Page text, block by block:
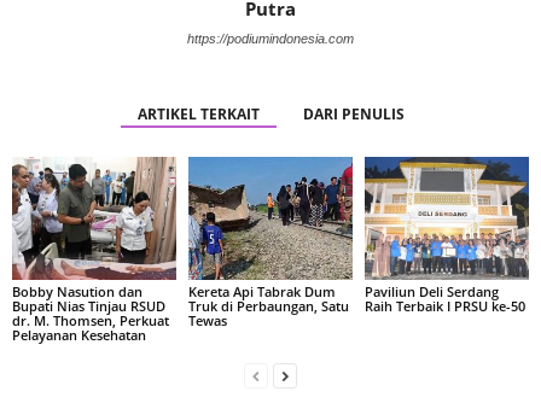
Putra
https://podiumindonesia.com
ARTIKEL TERKAIT DARI PENULIS
Bobby Nasution dan
Bupati Nias Tinjau RSUD
dr. M. Thomsen, Perkuat
Pelayanan Kesehatan
Kereta Api Tabrak Dum
Truk di Perbaungan, Satu
Tewas
Paviliun Deli Serdang
Raih Terbaik I PRSU ke-50